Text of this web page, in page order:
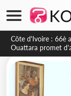
Côte d'Ivoire : À
ivoirien et veut s'en
de la Guinée